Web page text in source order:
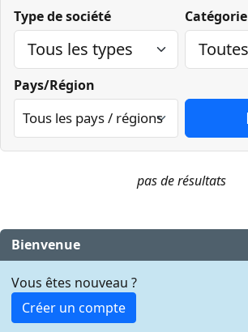
Type de société Catégorie
Pays/Région
pas de résultats
Bienvenue
Vous êtes nouveau ?
Créer un compte